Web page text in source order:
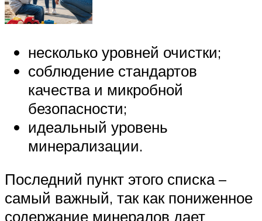
несколько уровней очистки;
соблюдение стандартов
качества и микробной
безопасности;
идеальный уровень
минерализации.
Последний пункт этого списка –
самый важный, так как пониженное
содержание минералов дает